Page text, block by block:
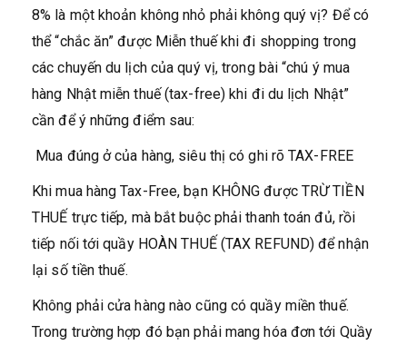
8% là một khoản không nhỏ phải không quý vị? Để có
thể “chắc ăn” được Miễn thuế khi đi shopping trong
các chuyến du lịch của quý vị, trong bài “chú ý mua
hàng Nhật miễn thuế (tax-free) khi đi du lịch Nhật”
cần để ý những điểm sau:
Mua đúng ở của hàng, siêu thị có ghi rõ TAX-FREE
Khi mua hàng Tax-Free, bạn KHÔNG được TRỪ TIỀN
THUẾ trực tiếp, mà bắt buộc phải thanh toán đủ, rồi
tiếp nối tới quầy HOÀN THUẾ (TAX REFUND) để nhận
lại số tiền thuế.
Không phải cửa hàng nào cũng có quầy miền thuế.
Trong trường hợp đó bạn phải mang hóa đơn tới Quầy